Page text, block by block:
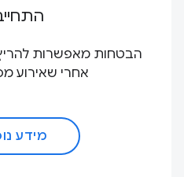
הבטחות מאפשרות להריץ
אחרי שאירוע
מידע